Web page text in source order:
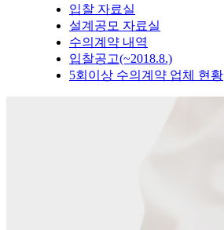
입찰 자료실
설계공모 자료실
수의계약 내역
입찰공고(~2018.8.)
5회이상 수의계약 업체 현황